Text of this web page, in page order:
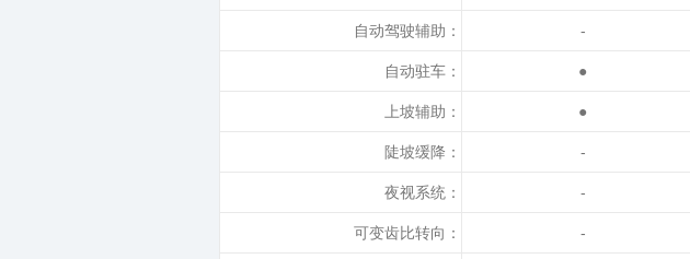
自动驾驶辅助： -
自动驻车： ●
上坡辅助： ●
陡坡缓降： -
夜视系统： -
可变齿比转向： -